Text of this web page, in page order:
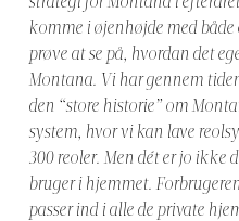
komme i øjenhøjde med både
prøve at se på, hvordan det
Montana. Vi har gennem
den “store historie” om
system, hvor vi kan lave
300 reoler. Men dét er jo ikke
bruger i hjemmet.
passer ind i alle de private